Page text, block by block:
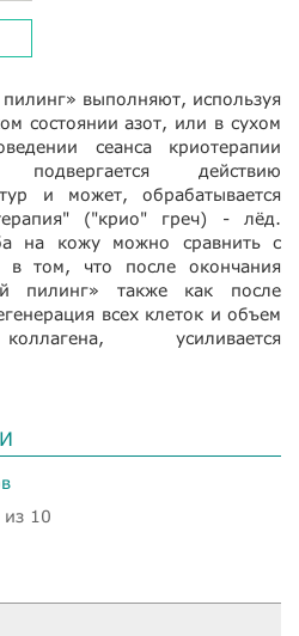
выполняют, используя
состоянии азот, или в сухом
сеанса криотерапии
действию
и может, обрабатывается
("крио" греч) - лёд.
на кожу можно сравнить с
в том, что после окончания
пилинг» также как после
всех клеток и объем
усиливается
10